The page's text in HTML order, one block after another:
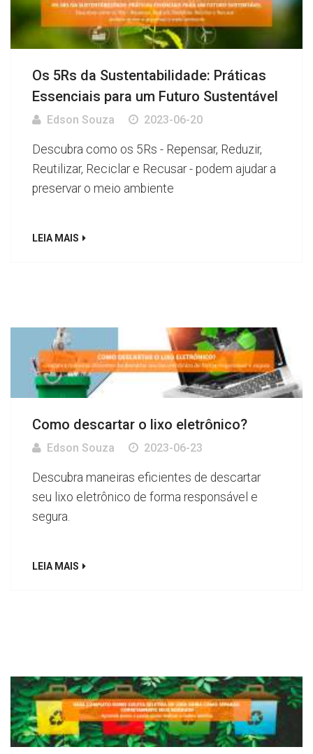
Os 5Rs da Sustentabilidade: Práticas
Essenciais para um Futuro Sustentável
Edson Souza 2023-06-20
Descubra como os 5Rs - Repensar, Reduzir,
Reutilizar, Reciclar e Recusar - podem ajudar a
preservar o meio ambiente
LEIA MAIS
Como descartar o lixo eletrônico?
Edson Souza 2023-06-23
Descubra maneiras eficientes de descartar
seu lixo eletrônico de forma responsável e
segura.
LEIA MAIS